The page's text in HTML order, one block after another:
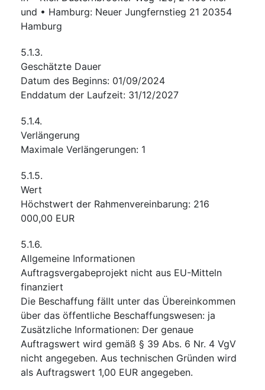
und • Hamburg: Neuer Jungfernstieg 21 20354
Hamburg
5.1.3.
Geschätzte Dauer
Datum des Beginns: 01/09/2024
Enddatum der Laufzeit: 31/12/2027
5.1.4.
Verlängerung
Maximale Verlängerungen: 1
5.1.5.
Wert
Höchstwert der Rahmenvereinbarung: 216
000,00 EUR
5.1.6.
Allgemeine Informationen
Auftragsvergabeprojekt nicht aus EU-Mitteln
finanziert
Die Beschaffung fällt unter das Übereinkommen
über das öffentliche Beschaffungswesen: ja
Zusätzliche Informationen: Der genaue
Auftragswert wird gemäß § 39 Abs. 6 Nr. 4 VgV
nicht angegeben. Aus technischen Gründen wird
als Auftragswert 1,00 EUR angegeben.